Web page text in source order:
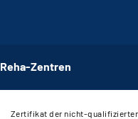
Reha-Zentren
Zertifikat der nicht-qualifizierten